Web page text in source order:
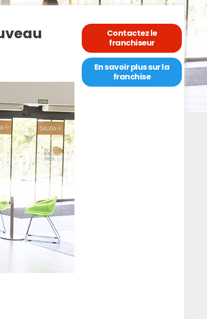
Contactez le
franchiseur
En savoir plus sur la
franchise